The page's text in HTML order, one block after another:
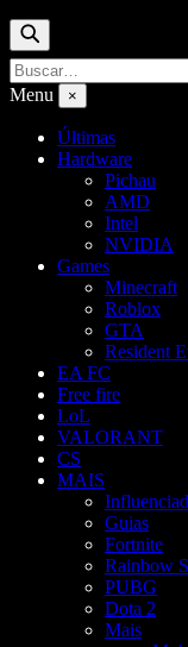
Buscar
Buscar
por:
Menu ×
Últimas
Hardware
Pichau
AMD
Intel
NVIDIA
Games
Minecraft
Roblox
GTA
Resident
EA FC
Free fire
LoL
VALORANT
CS
MAIS
Guias
Fortnite
Rainbow
PUBG
Dota 2
Mais